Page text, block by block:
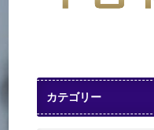
カテゴリー